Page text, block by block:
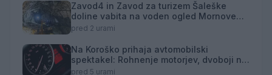
Zavod4 in Zavod za turizem Šaleške
doline vabita na voden ogled Mornove
zijalke
pred 2 urami
Na Koroško prihaja avtomobilski
spektakel: Rohnenje motorjev, dvoboji na
progah in atraktivni Car Meet
pred 5 urami